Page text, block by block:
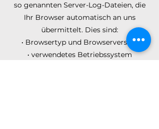
so genannten Server-Log-Dateien, die
Ihr Browser automatisch an uns
übermittelt. Dies sind:
• Browsertyp und Browserversion
• verwendetes Betriebssystem